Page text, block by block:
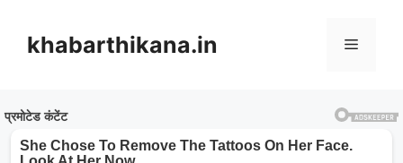
contentkhabarthikana.in Menu